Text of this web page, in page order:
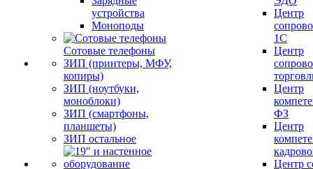
устройства
Моноподы
Сотовые телефоны
ЗИП (принтеры, МФУ,
копиры)
ЗИП (ноутбуки,
моноблоки)
ЗИП (смартфоны,
планшеты)
ЗИП остальное
Центр
1С
Центр
Центр
ФЗ
Центр
Центр